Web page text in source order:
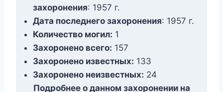
захоронения: 1957 г.
Дата последнего захоронения: 1957 г.
Количество могил: 1
Захоронено всего: 157
Захоронено известных: 133
Захоронено неизвестных: 24
Подробнее о данном захоронении на